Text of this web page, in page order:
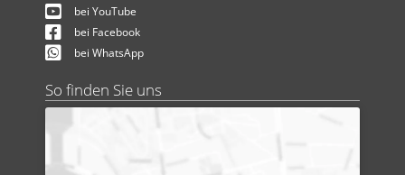
bei YouTube
bei Facebook
bei WhatsApp
So finden Sie uns